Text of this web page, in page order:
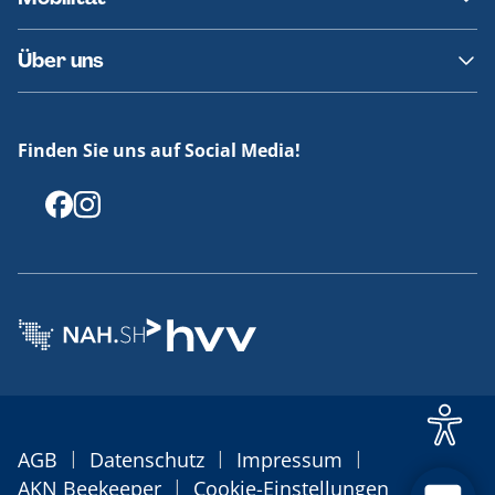
Fundsachen
Häufige Fragen
Barrierefreies Reisen
Erklärung Barrierefreiheit
Über uns
Offenlegungen
Finden Sie uns auf Social Media!
AGB | Datenschutz | Impressum |
AKN Beekeeper | Cookie-Einstellungen